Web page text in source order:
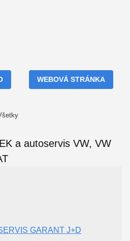
WEBOVÁ STRÁNKA
GARANT J+D